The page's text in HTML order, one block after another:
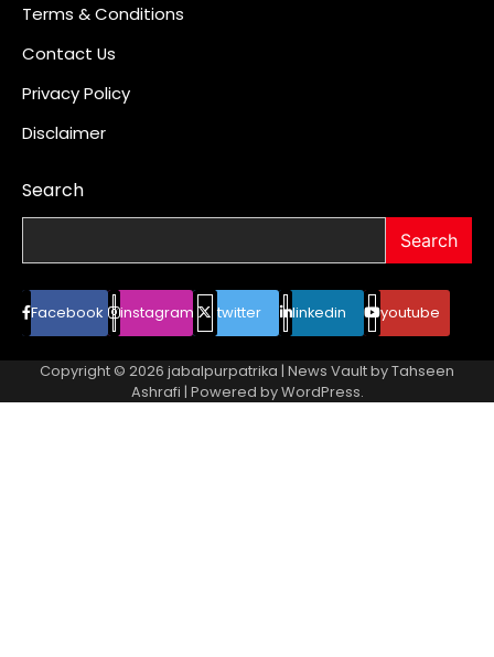
Terms & Conditions
Contact Us
Privacy Policy
Disclaimer
Search
Search
Facebook instagram twitter linkedin youtube
Copyright © 2026 jabalpurpatrika | News Vault byTahseen
Ashrafi | Powered byWordPress.